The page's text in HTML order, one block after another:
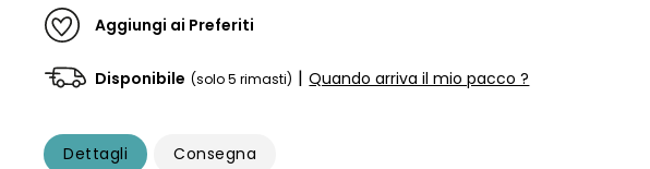
Aggiungi ai Preferiti
Disponibile (solo 5 rimasti) | Quando arriva il mio pacco ?
Dettagli Consegna